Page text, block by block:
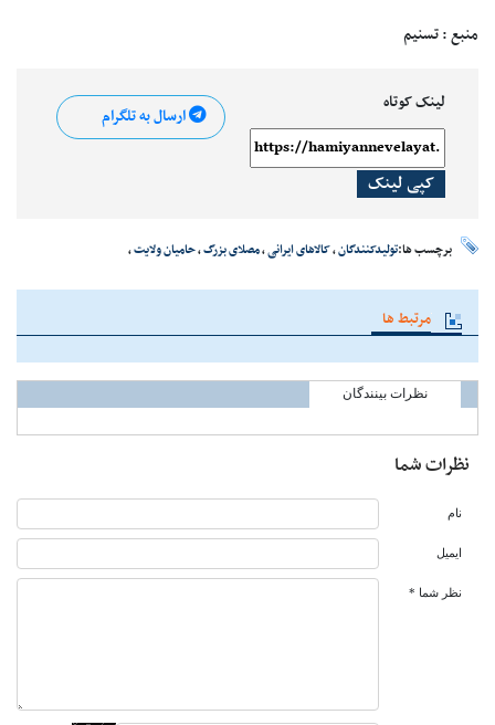
منبع : تسنیم
لینک کوتاه
کپی لینک
ارسال به تلگرام
برچسب ها:تولیدکنندگان،کالاهای ایرانی،مصلای بزرگ،حامیان ولایت،
مرتبط ها
نظرات بینندگان
نظرات شما
نام
ایمیل
نظر شما *